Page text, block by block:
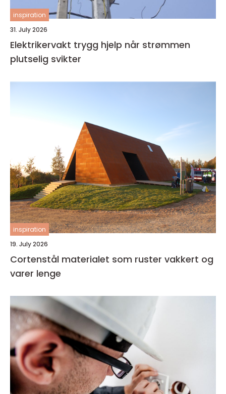
inspiration
31. July 2026
Elektrikervakt trygg hjelp når strømmen
plutselig svikter
inspiration
19. July 2026
Cortenstål materialet som ruster vakkert og
varer lenge